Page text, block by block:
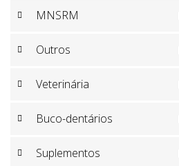
MNSRM
Outros
Veterinária
Buco-dentários
Suplementos